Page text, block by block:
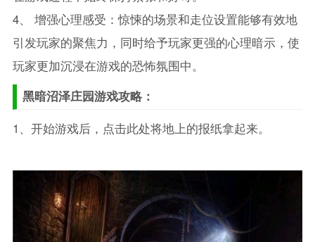
4、 增强心理感受：惊悚的场景和走位设置能够有效地
引发玩家的聚焦力，同时给予玩家更强的心理暗示，使
玩家更加沉浸在游戏的恐怖氛围中。
黑暗沼泽庄园游戏攻略：
1、开始游戏后，点击此处将地上的报纸拿起来。